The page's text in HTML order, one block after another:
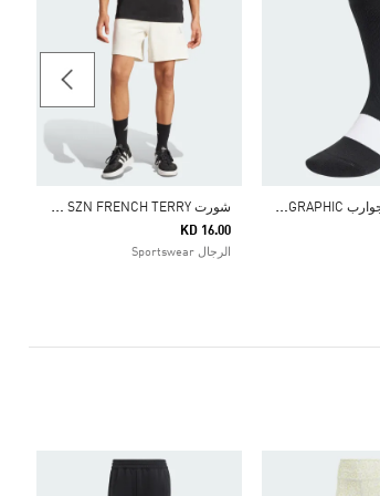
ز
وج واحد من جوارب RUNXGRAPHIC ش
ورت ALL SZN FRENCH TERRY
KD 16.00
الرجال Sportswear
Price Reduced From
To